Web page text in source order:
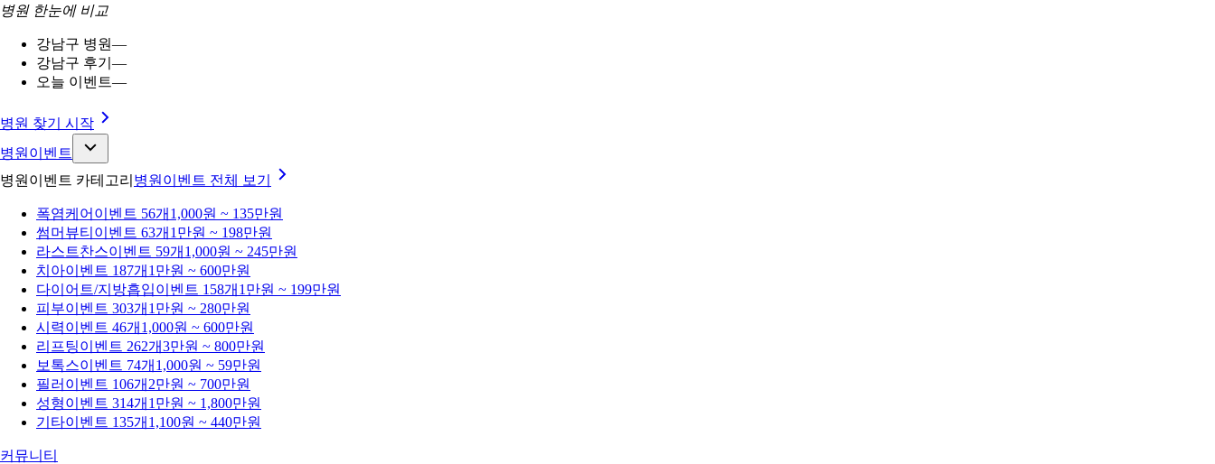
병원 한눈에 비교
강남구 병원—
강남구 후기 —
오늘 이벤트—
병원 찾기 시작
병원이벤트
병원이벤트 카테고리 병원이벤트 전체 보기
폭염케어 이벤트 56개 1,000원 ~ 135만원
썸머뷰티 이벤트 63개 1만원 ~ 198만원
라스트찬스이벤트 59개 1,000원 ~ 245만원
치아이벤트 187개 1만원 ~ 600만원
다이어트/지방흡입이벤트 158개 1만원 ~ 199만원
피부이벤트 303개 1만원 ~ 280만원
시력이벤트 46개 1,000원 ~ 600만원
리프팅이벤트 262개3만원 ~ 800만원
보톡스이벤트 74개 1,000원 ~ 59만원
필러 이벤트 106개 2만원 ~ 700만원
성형이벤트 314개 1만원 ~ 1,800만원
기타이벤트 135개 1,100원 ~ 440만원
커뮤니티